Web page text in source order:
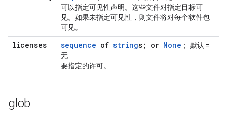
可以指定可见性声明。这些文件对指定目标可
见。如果未指定可见性，则文件将对每个软件包
可见。
licenses sequence of strings; or None ； 默认 =
无
要指定的许可。
glob